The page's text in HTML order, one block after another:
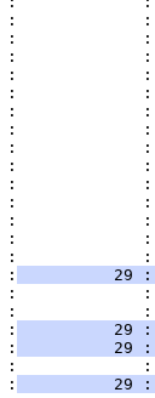
:
:             :
:
:
:
:
:             :
:             :
:             :
:
:
:             :
:
:
29
:
:
29
:
29
:
29